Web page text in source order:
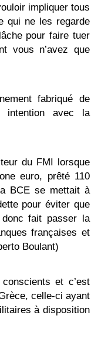
impliquer tous
qui ne les regarde
pour faire tuer
vous n’avez que
fabriqué de
intention avec la
du FMI lorsque
euro, prêté 110
BCE se mettait à
pour éviter que
fait passer la
françaises et
Boulant)
et c’est
celle-ci ayant
à disposition